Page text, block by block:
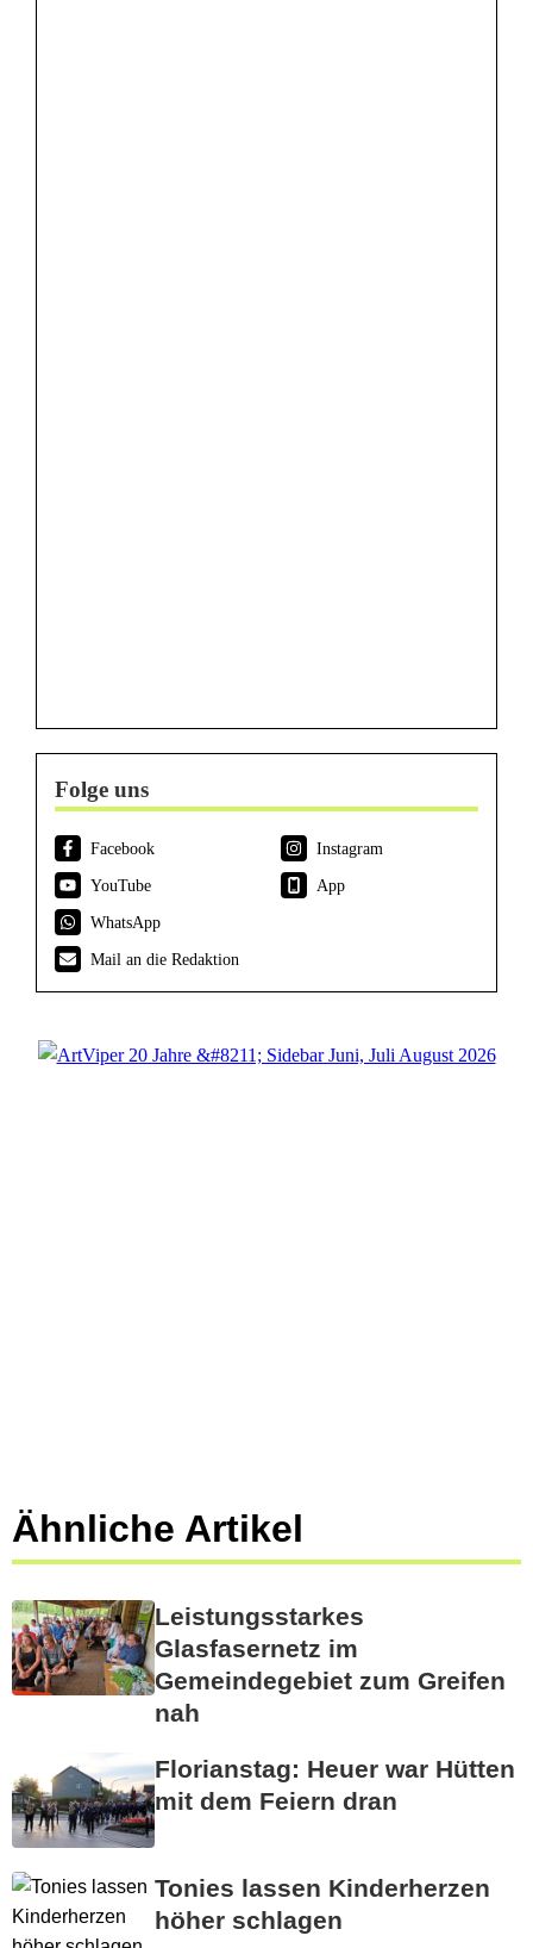
Folge uns
Facebook
Instagram
YouTube
App
WhatsApp
Mail an die Redaktion
Ähnliche Artikel
Leistungsstarkes
Glasfasernetz im
Gemeindegebiet zum Greifen
nah
Florianstag: Heuer war Hütten
mit dem Feiern dran
Tonies lassen Kinderherzen
höher schlagen